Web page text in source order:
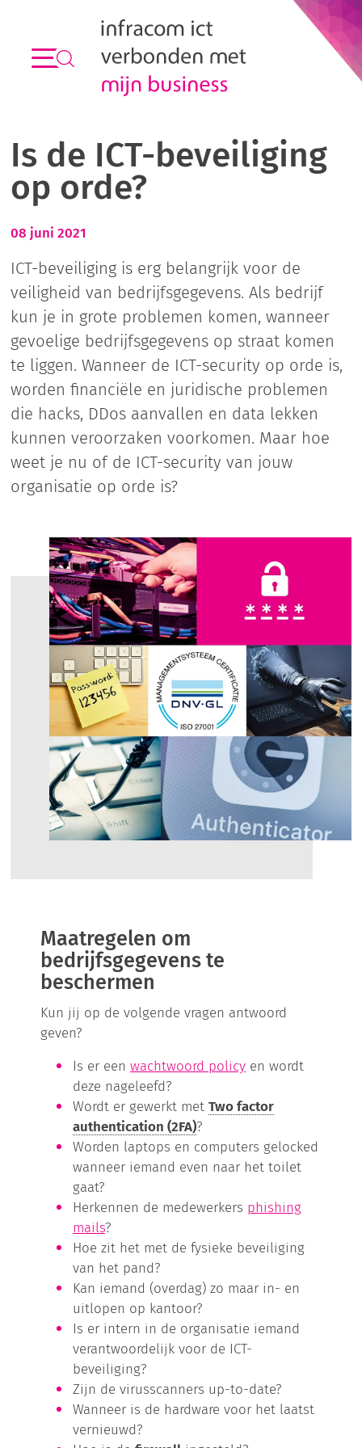
Is de ICT-beveiliging
op orde?
08 juni 2021
ICT-beveiliging is erg belangrijk voor de
veiligheid van bedrijfsgegevens. Als bedrijf
kun je in grote problemen komen, wanneer
gevoelige bedrijfsgegevens op straat komen
te liggen. Wanneer de ICT-security op orde is,
worden financiële en juridische problemen
die hacks, DDos aanvallen en data lekken
kunnen veroorzaken voorkomen. Maar hoe
weet je nu of de ICT-security van jouw
organisatie op orde is?
Maatregelen om
bedrijfsgegevens te
beschermen
Kun jij op de volgende vragen antwoord
geven?
Is er eenwachtwoord policy en wordt
deze nageleefd?
Wordt er gewerkt metTwo factor
authentication (2FA)?
Worden laptops en computers gelocked
wanneer iemand even naar het toilet
gaat?
Herkennen de medewerkers phishing
mails?
Hoe zit het met de fysieke beveiliging
van het pand?
Kan iemand (overdag) zo maar in- en
uitlopen op kantoor?
Is er intern in de organisatie iemand
verantwoordelijk voor de ICT-
beveiliging?
Zijn de virusscanners up-to-date?
Wanneer is de hardware voor het laatst
vernieuwd?